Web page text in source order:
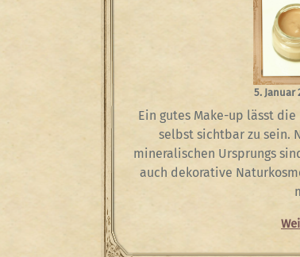
5. Januar
Ein gutes Make-up lässt
selbst sichtbar zu sein.
mineralischen Ursprungs
auch dekorative